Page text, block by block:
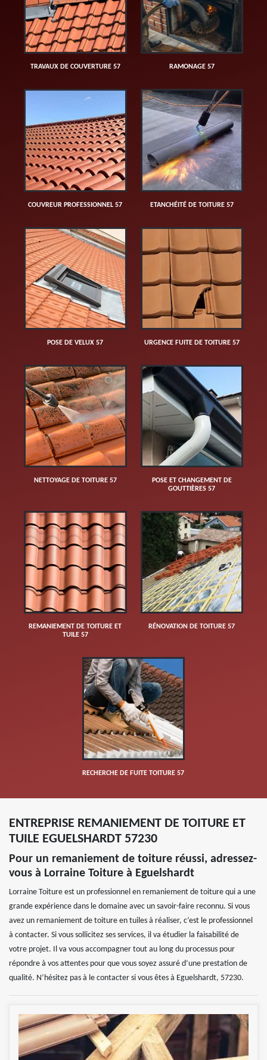
TRAVAUX DE COUVERTURE 57 RAMONAGE 57
COUVREUR PROFESSIONNEL 57 ETANCHÉITÉ DE TOITURE 57
POSE DE VELUX 57 URGENCE FUITE DE TOITURE 57
NETTOYAGE DE TOITURE 57
POSE ET CHANGEMENT DE
GOUTTIÈRES 57
REMANIEMENT DE TOITURE ET
TUILE 57
RÉNOVATION DE TOITURE 57
RECHERCHE DE FUITE TOITURE 57
ENTREPRISE REMANIEMENT DE TOITURE ET
TUILE EGUELSHARDT 57230
Pour un remaniement de toiture réussi, adressez-
vous à Lorraine Toiture à Eguelshardt
Lorraine Toiture est un professionnel en remaniement de toiture qui a une
grande expérience dans le domaine avec un savoir-faire reconnu. Si vous
avez un remaniement de toiture en tuiles à réaliser, c’est le professionnel
à contacter. Si vous sollicitez ses services, il va étudier la faisabilité de
votre projet. Il va vous accompagner tout au long du processus pour
répondre à vos attentes pour que vous soyez assuré d’une prestation de
qualité. N’hésitez pas à le contacter si vous êtes à Eguelshardt, 57230.